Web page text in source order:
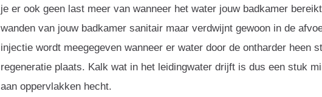
je er ook geen last meer van wanneer het water jouw badkamer
wanden van jouw badkamer sanitair maar verdwijnt gewoon in de
injectie wordt meegegeven wanneer er water door de ontharder heen
regeneratie plaats. Kalk wat in het leidingwater drijft is dus een stuk
aan oppervlakken hecht.